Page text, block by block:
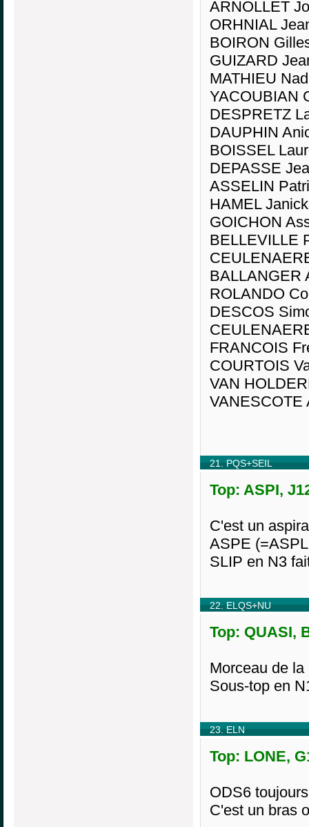
ARNOLLET
ORHNIAL
BOIRON
GUIZARD
MATHIEU
YACOUBIAN
DESPRETZ
DAUPHIN
BOISSEL
DEPASSE
ASSELIN
HAMEL
GOICHON
BELLEVILLE
BALLANGER
ROLANDO
DESCOS
FRANCOIS
COURTOIS
VAN
VANESCOTE
21. PQS+SEIL
Top: ASPI,
C'est un
ASPE
SLIP en N3
22. ELQS+NU
Top: QUASI,
Morceau de
Sous-top en
23. ELN
Top: LONE,
ODS6
C'est un bras